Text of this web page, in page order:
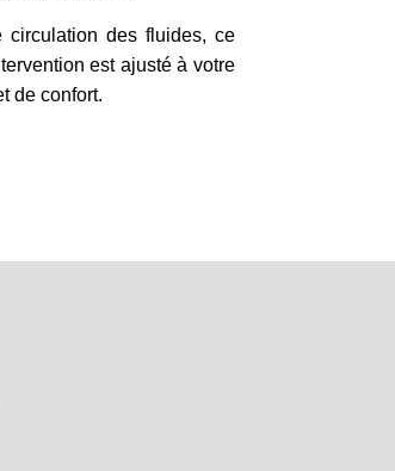
circulation des fluides, ce
est ajusté à votre
de confort.